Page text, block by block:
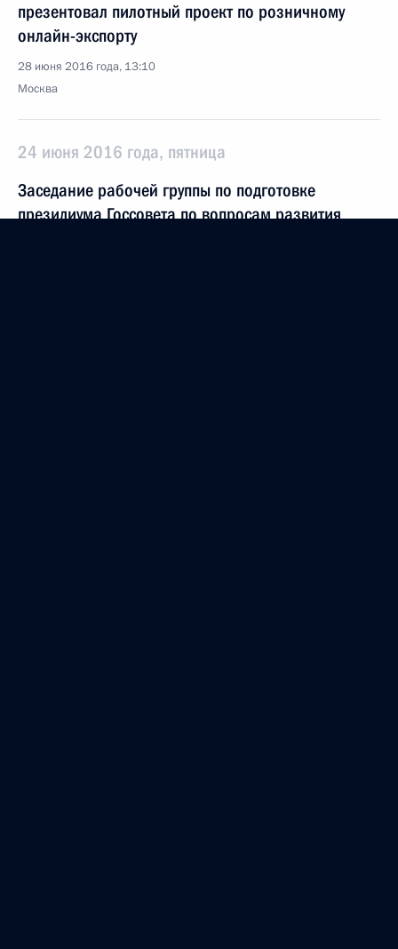
презентовал пилотный проект по розничному
онлайн-экспорту
28 июня 2016 года, 13:10
Москва
24 июня 2016 года, пятница
Заседание рабочей группы по подготовке
президиума Госсовета по вопросам развития